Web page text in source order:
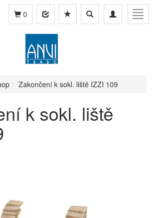
Toggle
navigation
Toggle
search
0
Zakončení k sokl. liště IZZI 109
k sokl. liště